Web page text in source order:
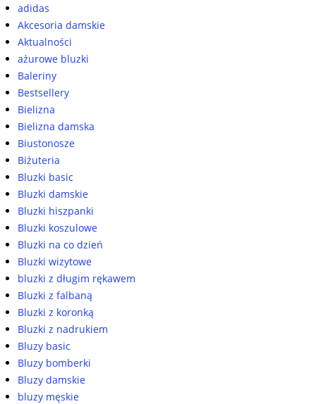
adidas
Akcesoria damskie
Aktualności
ażurowe bluzki
Baleriny
Bestsellery
Bielizna
Bielizna damska
Biustonosze
Biżuteria
Bluzki basic
Bluzki damskie
Bluzki hiszpanki
Bluzki koszulowe
Bluzki na co dzień
Bluzki wizytowe
bluzki z długim rękawem
Bluzki z falbaną
Bluzki z koronką
Bluzki z nadrukiem
Bluzy basic
Bluzy bomberki
Bluzy damskie
bluzy męskie